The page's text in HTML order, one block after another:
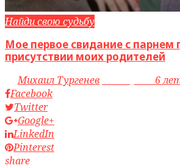
Найди свою судьбу
Мое первое свидание с парнем
присутствии моих родителей
byМихаил Тургенев
6
Facebook
Twitter
Google+
LinkedIn
Pinterest
share